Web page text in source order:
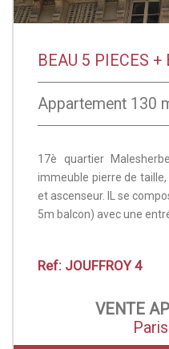
BEAU 5 PIECES +
Appartement 130
17è quartier
immeuble pierre de
et ascenseur. IL se
5m balcon) avec une
Ref: JOUFFROY 4
VENTE
Paris